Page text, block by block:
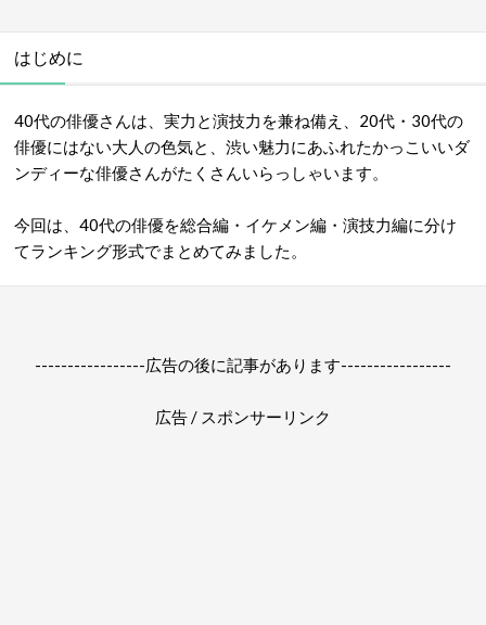
はじめに
40代の俳優さんは、実力と演技力を兼ね備え、20代・30代の
俳優にはない大人の色気と、渋い魅力にあふれたかっこいいダ
ンディーな俳優さんがたくさんいらっしゃいます。
今回は、40代の俳優を総合編・イケメン編・演技力編に分け
てランキング形式でまとめてみました。
-----------------広告の後に記事があります-----------------
広告 / スポンサーリンク